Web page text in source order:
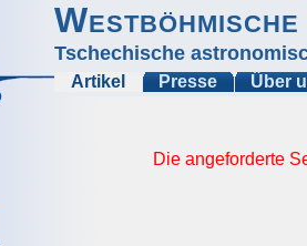
Tschechische
Artikel Presse Über
Die angeforderte